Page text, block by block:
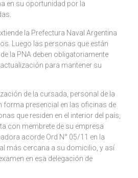
en su oportunidad por la
la Prefectura Naval Argentina
Luego las personas que están
la PNA deben obligatoriamente
para mantener su
de la cursada, personal de la
forma presencial en las oficinas de
que residen en el interior del país,
con membrete de su empresa
acorde Ord N° 05/11 en la
más cercana a su domicilio, y así
en esa delegación de